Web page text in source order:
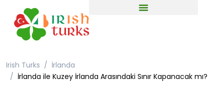
Irish Turks
İrlanda
İrlanda ile Kuzey İrlanda Arasındaki Sınır Kapanacak mı?